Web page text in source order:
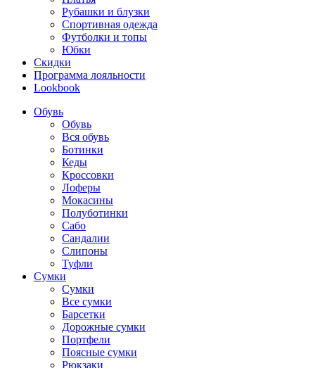
Рубашки и блузки
Спортивная одежда
Футболки и топы
Юбки
Скидки
Программа лояльности
Lookbook
Обувь
Обувь
Вся обувь
Ботинки
Кеды
Кроссовки
Лоферы
Мокасины
Полуботинки
Сабо
Сандалии
Слипоны
Туфли
Сумки
Сумки
Все сумки
Барсетки
Дорожные сумки
Портфели
Поясные сумки
Рюкзаки